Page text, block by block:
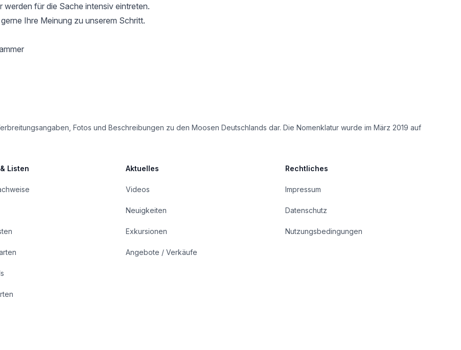
werden für die Sache intensiv eintreten.
Ihre Meinung zu unserem Schritt.
Fotos und Beschreibungen zu den Moosen Deutschlands dar. Die Nomenklatur wurde im März 2019 auf
Listen Aktuelles
Videos
Neuigkeiten
Exkursionen
Angebote / Verkäufe
Rechtliches
Impressum
Datenschutz
Nutzungsbedingungen